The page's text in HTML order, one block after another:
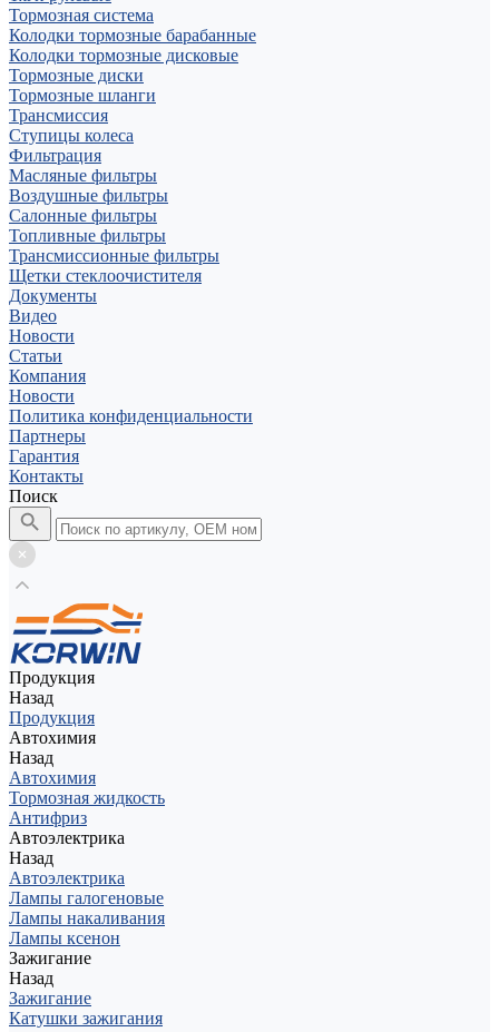
Тормозная система
Колодки тормозные барабанные
Колодки тормозные дисковые
Тормозные диски
Тормозные шланги
Трансмиссия
Ступицы колеса
Фильтрация
Масляные фильтры
Воздушные фильтры
Салонные фильтры
Топливные фильтры
Трансмиссионные фильтры
Щетки стеклоочистителя
Документы
Видео
Новости
Статьи
Компания
Новости
Политика конфиденциальности
Партнеры
Гарантия
Контакты
Поиск
Продукция
Назад
Продукция
Автохимия
Назад
Автохимия
Тормозная жидкость
Антифриз
Автоэлектрика
Назад
Автоэлектрика
Лампы галогеновые
Лампы накаливания
Лампы ксенон
Зажигание
Назад
Зажигание
Катушки зажигания